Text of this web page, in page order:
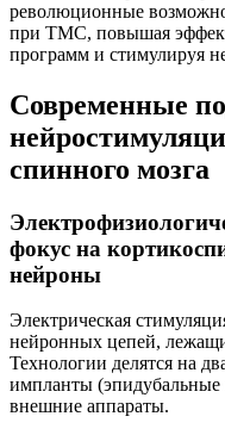
революционные
при ТМС, повышая
программ и стимулируя
Современные
спинного мозга
фокус на
нейроны
Электрическая
нейронных цепей,
Технологии делятся на
импланты (эпидубальные
внешние аппараты.